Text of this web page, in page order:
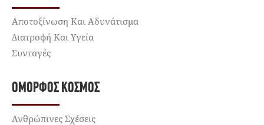
Αποτοξίνωση Και Αδυνάτισμα
Διατροφή Και Υγεία
Συνταγές
ΌΜΟΡΦΟΣ ΚΌΣΜΟΣ
Ανθρώπινες Σχέσεις